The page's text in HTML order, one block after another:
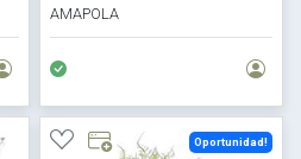
AMAPOLA
Oportunidad!